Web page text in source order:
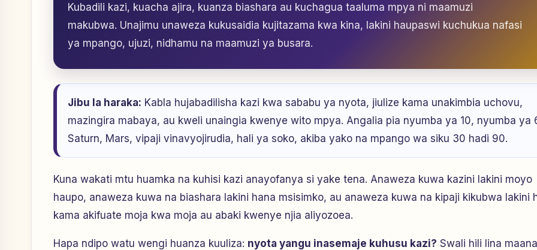
Kubadili kazi, kuacha ajira, kuanza biashara au kuchagua taaluma mpya ni maamuzi
makubwa. Unajimu unaweza kukusaidia kujitazama kwa kina, lakini haupaswi kuchukua nafasi
ya mpango, ujuzi, nidhamu na maamuzi ya busara.
Jibu la haraka: Kabla hujabadilisha kazi kwa sababu ya nyota, jiulize kama unakimbia uchovu,
mazingira mabaya, au kweli unaingia kwenye wito mpya. Angalia pia nyumba ya 10, nyumba ya
Saturn, Mars, vipaji vinavyojirudia, hali ya soko, akiba yako na mpango wa siku 30 hadi 90.
Kuna wakati mtu huamka na kuhisi kazi anayofanya si yake tena. Anaweza kuwa kazini lakini moyo
haupo, anaweza kuwa na biashara lakini hana msisimko, au anaweza kuwa na kipaji kikubwa lakini
kama akifuate moja kwa moja au abaki kwenye njia aliyozoea.
Hapa ndipo watu wengi huanza kuuliza: nyota yangu inasemaje kuhusu kazi? Swali hili lina